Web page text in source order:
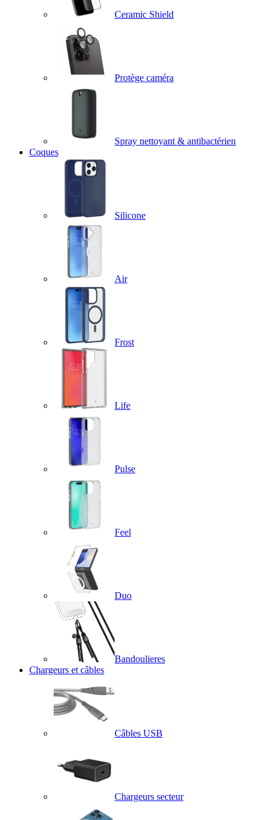
Ceramic Shield
Protège caméra
Spray nettoyant & antibactérien
Coques
Silicone
Air
Frost
Life
Pulse
Feel
Duo
Bandoulieres
Chargeurs et câbles
Câbles USB
Chargeurs secteur